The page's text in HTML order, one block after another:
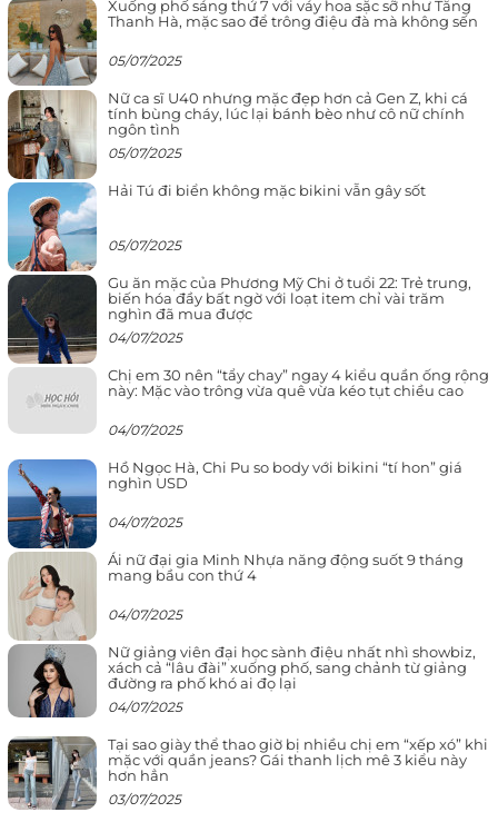
Xuống phố sáng thứ 7 với váy hoa sặc sỡ như Tăng
Thanh Hà, mặc sao để trông điệu đà mà không sến
05/07/2025
Nữ ca sĩ U40 nhưng mặc đẹp hơn cả Gen Z, khi cá
tính bùng cháy, lúc lại bánh bèo như cô nữ chính
ngôn tình
05/07/2025
Hải Tú đi biển không mặc bikini vẫn gây sốt
05/07/2025
Gu ăn mặc của Phương Mỹ Chi ở tuổi 22: Trẻ trung,
biến hóa đầy bất ngờ với loạt item chỉ vài trăm
nghìn đã mua được
04/07/2025
Chị em 30 nên “tẩy chay” ngay 4 kiểu quần ống rộng
này: Mặc vào trông vừa quê vừa kéo tụt chiều cao
04/07/2025
Hồ Ngọc Hà, Chi Pu so body với bikini “tí hon” giá
nghìn USD
04/07/2025
Ái nữ đại gia Minh Nhựa năng động suốt 9 tháng
mang bầu con thứ 4
04/07/2025
Nữ giảng viên đại học sành điệu nhất nhì showbiz,
xách cả “lâu đài” xuống phố, sang chảnh từ giảng
đường ra phố khó ai đọ lại
04/07/2025
Tại sao giày thể thao giờ bị nhiều chị em “xếp xó” khi
mặc với quần jeans? Gái thanh lịch mê 3 kiểu này
hơn hẳn
03/07/2025